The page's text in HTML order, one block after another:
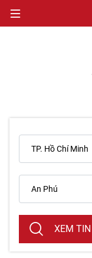
VĂN HÓA
XÃ HỘI
PHÁP LUẬT
DU LỊCH
THẾ GIỚI
XEM TIN